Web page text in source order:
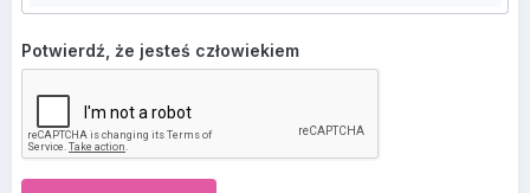
Potwierdź, że jesteś człowiekiem